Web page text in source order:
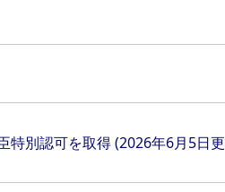
特別認可を取得 (2026年6月5日更